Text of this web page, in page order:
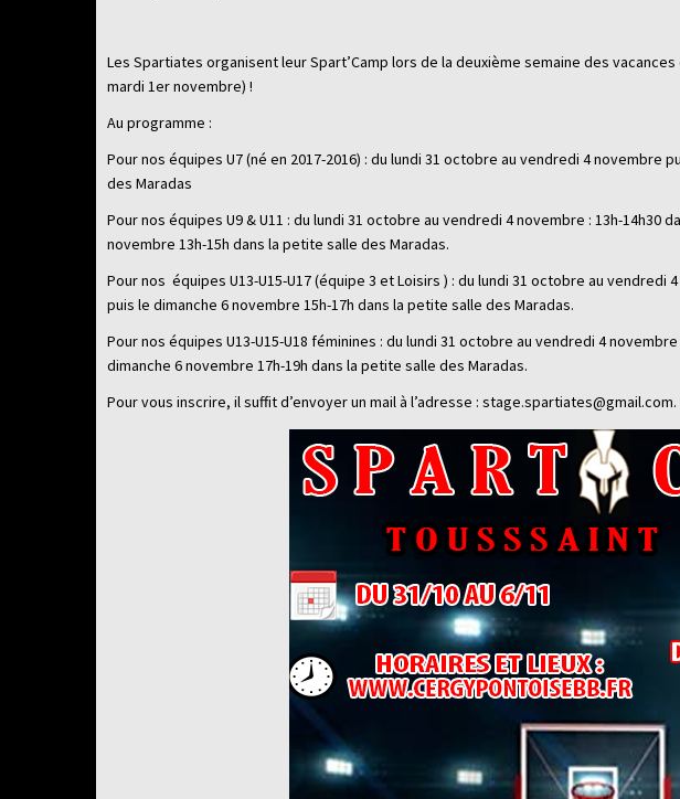
Les Spartiates organisent leur Spart’Camp lors de la deuxième semaine des
mardi 1er novembre) !
Au programme :
Pour nos équipes U7 (né en 2017-2016) : du lundi 31 octobre au vendredi 4 novembre
des Maradas
Pour nos équipes U9 & U11 : du lundi 31 octobre au vendredi 4 novembre : 13h-14h30
novembre 13h-15h dans la petite salle des Maradas.
Pour nos équipes U13-U15-U17 (équipe 3 et Loisirs ) : du lundi 31 octobre au vendredi
puis le dimanche 6 novembre 15h-17h dans la petite salle des Maradas.
Pour nos équipes U13-U15-U18 féminines : du lundi 31 octobre au vendredi 4
dimanche 6 novembre 17h-19h dans la petite salle des Maradas.
Pour vous inscrire, il suffit d’envoyer un mail à l’adresse :